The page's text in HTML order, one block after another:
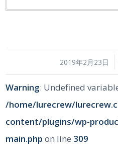
2019年2月23日
/
Warning: Undefined
/home/lurecrew/
content/plugins/wp-
main.php on line 309